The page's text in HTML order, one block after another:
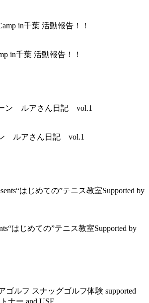
in千葉 活動報告！！
ルアさん日記 vol.1
はじめての”テニス教室Supported by